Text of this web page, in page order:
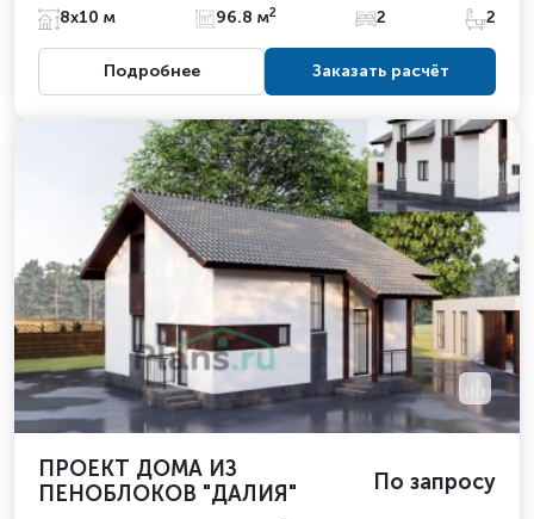
8х10 м 96.8 м2 2 2
Подробнее Заказать расчёт
ПРОЕКТ ДОМА ИЗ
ПЕНОБЛОКОВ "ДАЛИЯ"
По запросу